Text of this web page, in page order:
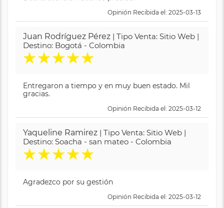
Opinión Recibida el: 2025-03-13
Juan Rodríguez Pérez | Tipo Venta: Sitio Web |
Destino: Bogotá - Colombia
★★★★★
Entregaron a tiempo y en muy buen estado. Mil
gracias.
Opinión Recibida el: 2025-03-12
Yaqueline Ramirez | Tipo Venta: Sitio Web |
Destino: Soacha - san mateo - Colombia
★★★★★
Agradezco por su gestión
Opinión Recibida el: 2025-03-12